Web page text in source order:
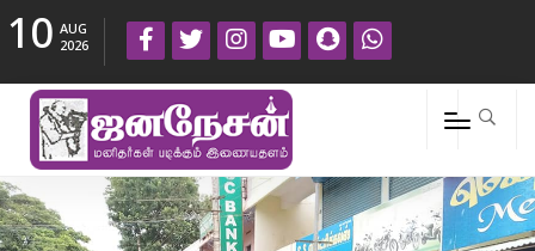
10 AUG
2026